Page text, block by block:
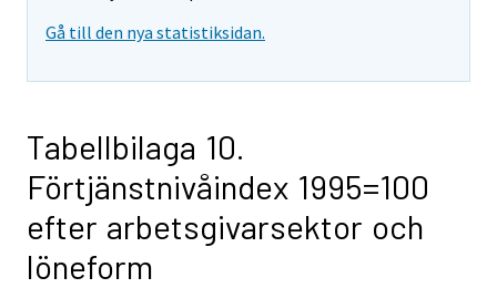
Gå till den nya statistiksidan.
Tabellbilaga 10.
Förtjänstnivåindex 1995=100
efter arbetsgivarsektor och
löneform